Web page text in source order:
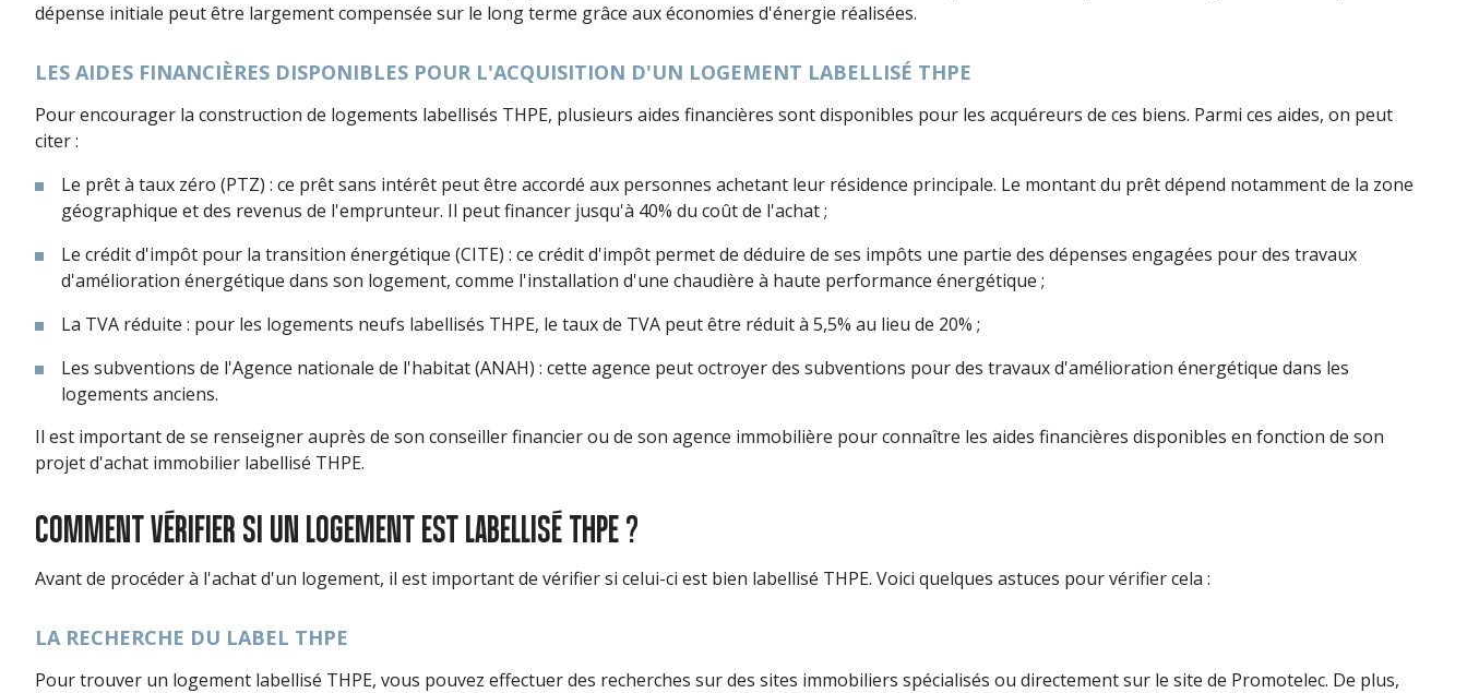
dépense initiale peut être largement compensée sur le long terme grâce aux économies d'énergie réalisées.
LES AIDES FINANCIÈRES DISPONIBLES POUR L'ACQUISITION D'UN LOGEMENT LABELLISÉ THPE
Pour encourager la construction de logements labellisés THPE, plusieurs aides financières sont disponibles pour les acquéreurs de ces biens. Parmi ces aides, on peut
citer :
Le prêt à taux zéro (PTZ) : ce prêt sans intérêt peut être accordé aux personnes achetant leur résidence principale. Le montant du prêt dépend notamment de la zone
géographique et des revenus de l'emprunteur. Il peut financer jusqu'à 40% du coût de l'achat ;
Le crédit d'impôt pour la transition énergétique (CITE) : ce crédit d'impôt permet de déduire de ses impôts une partie des dépenses engagées pour des travaux
d'amélioration énergétique dans son logement, comme l'installation d'une chaudière à haute performance énergétique ;
La TVA réduite : pour les logements neufs labellisés THPE, le taux de TVA peut être réduit à 5,5% au lieu de 20% ;
Les subventions de l'Agence nationale de l'habitat (ANAH) : cette agence peut octroyer des subventions pour des travaux d'amélioration énergétique dans les
logements anciens.
Il est important de se renseigner auprès de son conseiller financier ou de son agence immobilière pour connaître les aides financières disponibles en fonction de son
projet d'achat immobilier labellisé THPE.
COMMENT VÉRIFIER SI UN LOGEMENT EST LABELLISÉ THPE ?
Avant de procéder à l'achat d'un logement, il est important de vérifier si celui-ci est bien labellisé THPE. Voici quelques astuces pour vérifier cela :
LA RECHERCHE DU LABEL THPE
Pour trouver un logement labellisé THPE, vous pouvez effectuer des recherches sur des sites immobiliers spécialisés ou directement sur le site de Promotelec. De plus,